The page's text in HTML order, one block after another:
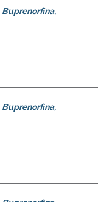
Buprenorfina,
Buprenorfina,